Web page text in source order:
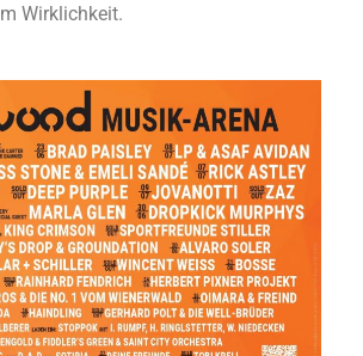
Wirklichkeit.